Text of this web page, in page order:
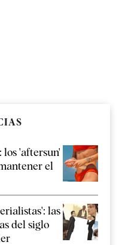
los 'aftersun'
el
las
del siglo